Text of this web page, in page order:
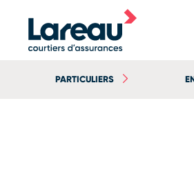
PARTICULIERS